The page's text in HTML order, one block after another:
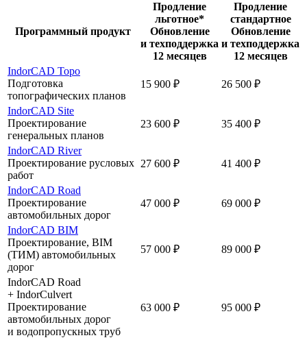
Программный продукт
Продление
льготное*
Обновление
и техподдержка
12 месяцев
Продление
стандартное
Обновление
и техподдержка
12 месяцев
IndorCAD Topo
Подготовка
топографических планов
15 900 ₽ 26 500 ₽
IndorCAD Site
Проектирование
генеральных планов
23 600 ₽ 35 400 ₽
IndorCAD River
Проектирование русловых
работ
27 600 ₽ 41 400 ₽
IndorCAD Road
Проектирование
автомобильных дорог
47 000 ₽ 69 000 ₽
IndorCAD BIM
Проектирование, BIM
(ТИМ) автомобильных
дорог
57 000 ₽ 89 000 ₽
IndorCAD Road
+ IndorCulvert
Проектирование
автомобильных дорог
и водопропускных труб
63 000 ₽ 95 000 ₽